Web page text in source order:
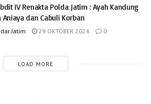
IV Renakta Polda Jatim : Ayah Kandung
Aniaya dan Cabuli Korban
Jatim 29 OKTOBER 2024 0
LOAD MORE